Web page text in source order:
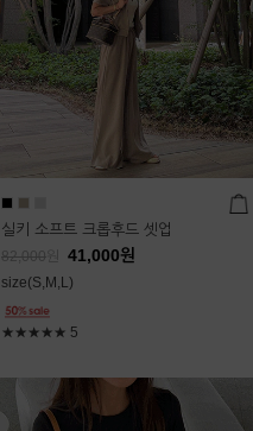
실키 소프트 크롭후드 셋업
82,000 41,000원
size(S,M,L)
★★★★★ 5